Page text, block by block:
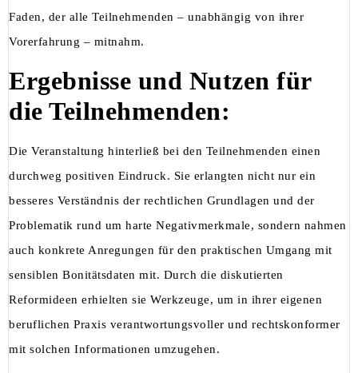
Faden, der alle Teilnehmenden – unabhängig von ihrer
Vorerfahrung – mitnahm.
Ergebnisse und Nutzen für
die Teilnehmenden:
Die Veranstaltung hinterließ bei den Teilnehmenden einen
durchweg positiven Eindruck. Sie erlangten nicht nur ein
besseres Verständnis der rechtlichen Grundlagen und der
Problematik rund um harte Negativmerkmale, sondern nahmen
auch konkrete Anregungen für den praktischen Umgang mit
sensiblen Bonitätsdaten mit. Durch die diskutierten
Reformideen erhielten sie Werkzeuge, um in ihrer eigenen
beruflichen Praxis verantwortungsvoller und rechtskonformer
mit solchen Informationen umzugehen.